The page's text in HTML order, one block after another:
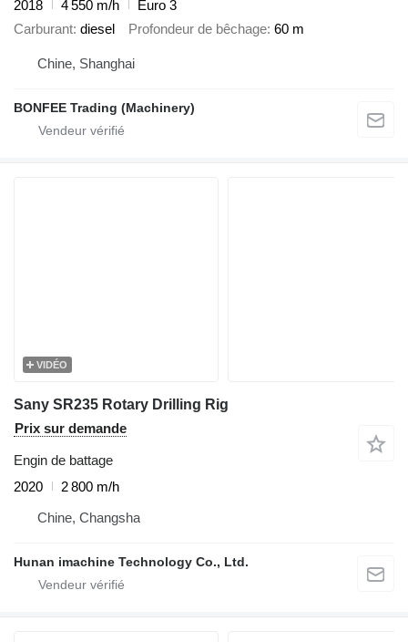
2018
4 550 m/h
Euro 3
Carburant diesel Profondeur de bêchage 60 m
Chine, Shanghai
BONFEE Trading (Machinery)
VIDÉO
Sany SR235 Rotary Drilling Rig
Prix sur demande
Engin de battage
2020
2 800 m/h
Chine, Changsha
Hunan imachine Technology Co., Ltd.